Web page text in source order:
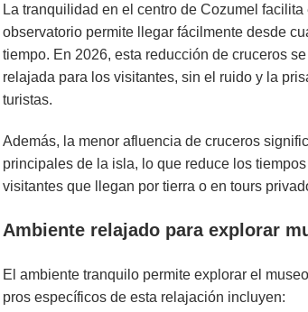
La tranquilidad en el centro de Cozumel
observatorio permite llegar fácilmente desde
tiempo. En 2026, esta reducción de cruceros
relajada para los visitantes, sin el ruido y la
turistas.
Además, la menor afluencia de cruceros
principales de la isla, lo que reduce los
visitantes que llegan por tierra o en tours
Ambiente relajado para explorar
El ambiente tranquilo permite explorar el
pros específicos de esta relajación incluyen: